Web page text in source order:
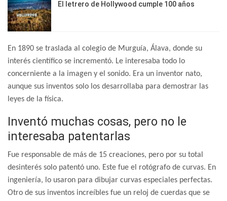
El letrero de Hollywood cumple 100 años
En 1890 se traslada al colegio de Murguía, Álava, donde su
interés científico se incrementó. Le interesaba todo lo
concerniente a la imagen y el sonido. Era un inventor nato,
aunque sus inventos solo los desarrollaba para demostrar las
leyes de la física.
Inventó muchas cosas, pero no le
interesaba patentarlas
Fue responsable de más de 15 creaciones, pero por su total
desinterés solo patentó uno. Este fue el rotógrafo de curvas. En
ingeniería, lo usaron para dibujar curvas especiales perfectas.
Otro de sus inventos increíbles fue un reloj de cuerdas que se